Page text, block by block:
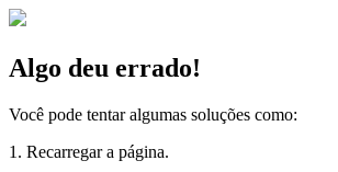
Algo deu errado!
Você pode tentar algumas soluções como:
1. Recarregar a página.